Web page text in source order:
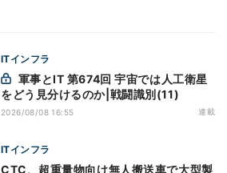
ITインフラ
をどう見分けるのか|戦闘識別(11)
2026/08/08 16:55 連載
ITインフラ
CTC、超重量物向け無人搬送車で大型製